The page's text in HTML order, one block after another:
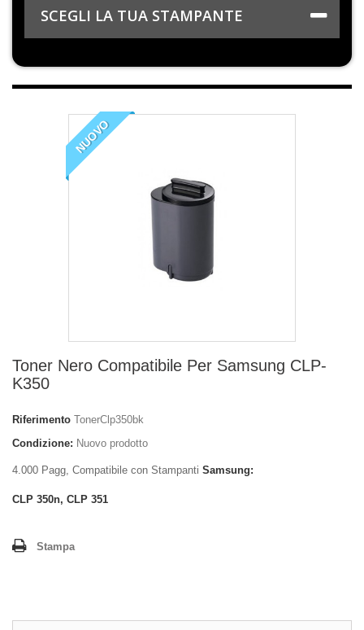
SCEGLI LA TUA STAMPANTE
NUOVO
Toner Nero Compatibile Per Samsung CLP-
K350
Riferimento TonerClp350bk
Condizione: Nuovo prodotto
4.000 Pagg, Compatibile con Stampanti Samsung:
CLP 350n, CLP 351
Stampa